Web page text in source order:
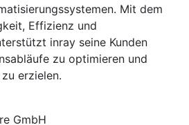
Mit dem
Effizienz und
inray seine Kunden
zu optimieren und
erzielen.
GmbH